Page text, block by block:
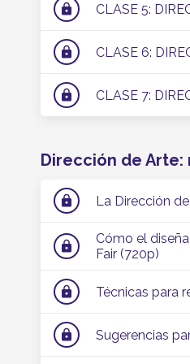
lock CLASE 5:
lock CLASE 6:
lock CLASE 7:
Dirección de Arte:
lock La Dirección
lock
Cómo el
Fair (720p)
lock Técnicas para
lock Sugerencias